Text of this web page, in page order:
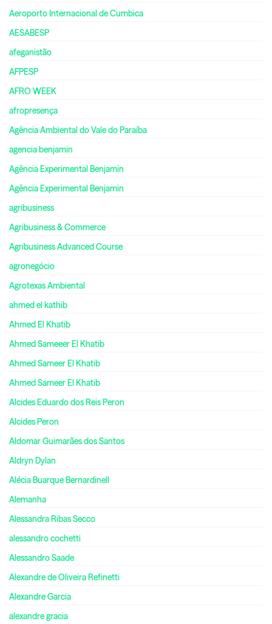
Aeroporto Internacional de Cumbica
AESABESP
afeganistão
AFPESP
AFRO WEEK
afropresença
Agência Ambiental do Vale do Paraíba
agencia benjamin
Agência Experimental Benjamin
Agência Experimental Benjamin
agribusiness
Agribusiness & Commerce
Agribusiness Advanced Course
agronegócio
Agrotexas Ambiental
ahmed el kathib
Ahmed El Khatib
Ahmed Sameeer El Khatib
Ahmed Sameer El Khatib
Ahmed Sameer El Khatib
Alcides Eduardo dos Reis Peron
Alcides Peron
Aldomar Guimarães dos Santos
Aldryn Dylan
Alécia Buarque Bernardinell
Alemanha
Alessandra Ribas Secco
alessandro cochetti
Alessandro Saade
Alexandre de Oliveira Refinetti
Alexandre Garcia
alexandre gracia